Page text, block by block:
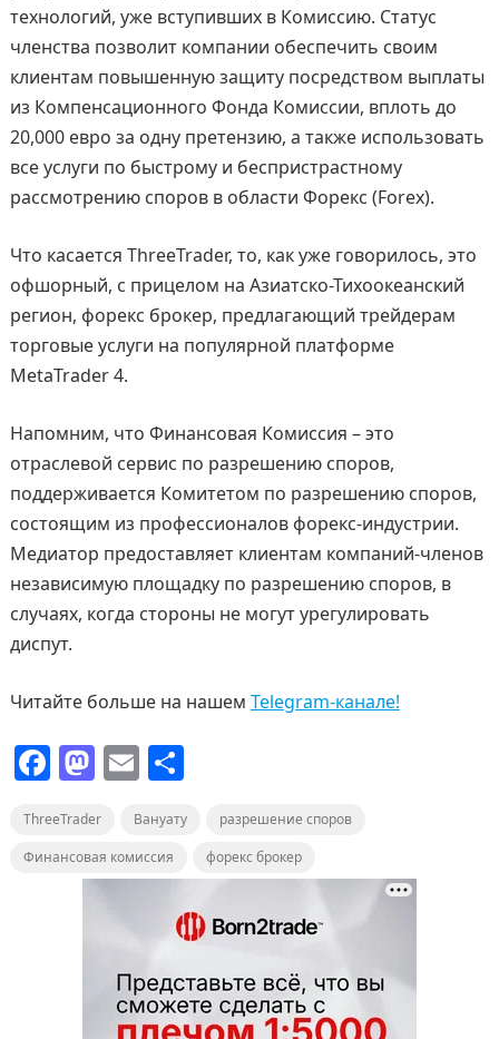
технологий, уже вступивших в Комиссию. Статус
членства позволит компании обеспечить своим
клиентам повышенную защиту посредством выплаты
из Компенсационного Фонда Комиссии, вплоть до
20,000 евро за одну претензию, а также использовать
все услуги по быстрому и беспристрастному
рассмотрению споров в области Форекс (Forex).
Что касается ThreeTrader, то, как уже говорилось, это
офшорный, с прицелом на Азиатско-Тихоокеанский
регион, форекс брокер, предлагающий трейдерам
торговые услуги на популярной платформе
MetaTrader 4.
Напомним, что Финансовая Комиссия – это
отраслевой сервис по разрешению споров,
поддерживается Комитетом по разрешению споров,
состоящим из профессионалов форекс-индустрии.
Медиатор предоставляет клиентам компаний-членов
независимую площадку по разрешению споров, в
случаях, когда стороны не могут урегулировать
диспут.
Читайте больше на нашем Telegram-канале!
F
a
c
e
M
a
st
o
d
E
m
ai
l
О
п
р
а
в
и
т
ThreeTrader Вануату
разрешение споров
Финансовая комиссия
форекс брокер